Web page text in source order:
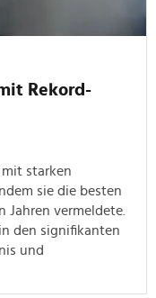
Rekord-
mit starken
sie die besten
Jahren vermeldete.
den signifikanten
und